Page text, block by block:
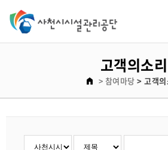
고객의소리
> 참여마당 > 고객의